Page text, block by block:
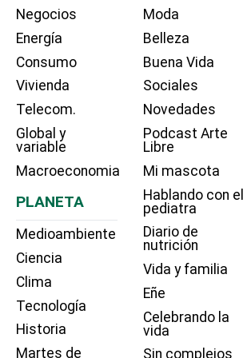
Negocios
Energía
Consumo
Vivienda
Telecom.
Global y
variable
Macroeconomia
PLANETA
Medioambiente
Ciencia
Clima
Tecnología
Historia
Martes de
Moda
Belleza
Buena Vida
Sociales
Novedades
Podcast Arte
Libre
Mi mascota
Hablando con el
pediatra
Diario de
nutrición
Vida y familia
Eñe
Celebrando la
vida
Sin complejos